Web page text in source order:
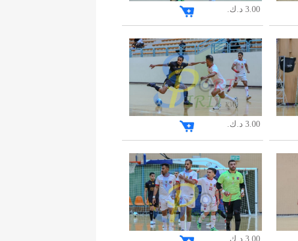
3.00 د.ك.
3.00 د.ك.
3.00 د.ك.